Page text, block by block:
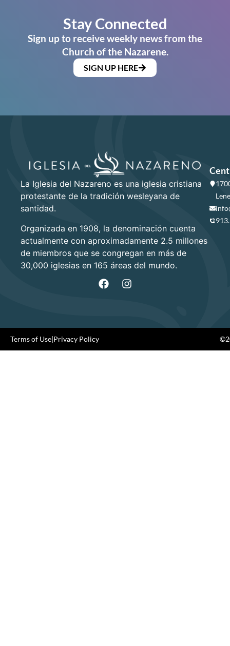
Stay Connected
Sign up to receive weekly news from the
Church of the Nazarene.
SIGN UP HERE
La Iglesia del Nazareno es una iglesia cristiana
protestante de la tradición wesleyana de
santidad.
Organizada en 1908, la denominación cuenta
actualmente con aproximadamente 2.5 millones
de miembros que se congregan en más de
30,000 iglesias en 165 áreas del mundo.
Terms of Use|Privacy Policy